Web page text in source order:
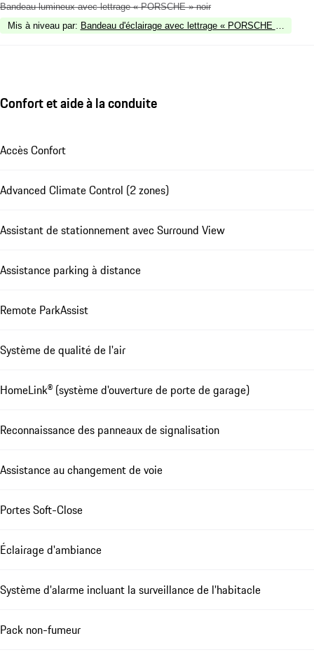
Bandeau lumineux avec lettrage « PORSCHE » noir
Mis à niveau par: Bandeau d'éclairage avec lettrage « PORSCHE » bleu
Confort et aide à la conduite
Accès Confort
Advanced Climate Control (2 zones)
Assistant de stationnement avec Surround View
Assistance parking à distance
Remote ParkAssist
Système de qualité de l'air
HomeLink® (système d'ouverture de porte de garage)
Reconnaissance des panneaux de signalisation
Assistance au changement de voie
Portes Soft-Close
Éclairage d'ambiance
Système d'alarme incluant la surveillance de l'habitacle
Pack non-fumeur